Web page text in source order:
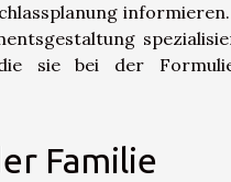
sie bei der
Familie